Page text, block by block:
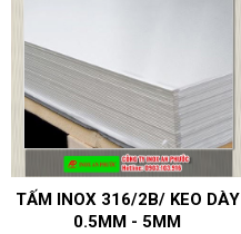
TẤM INOX 316/2B/ KEO DÀY
0.5MM - 5MM